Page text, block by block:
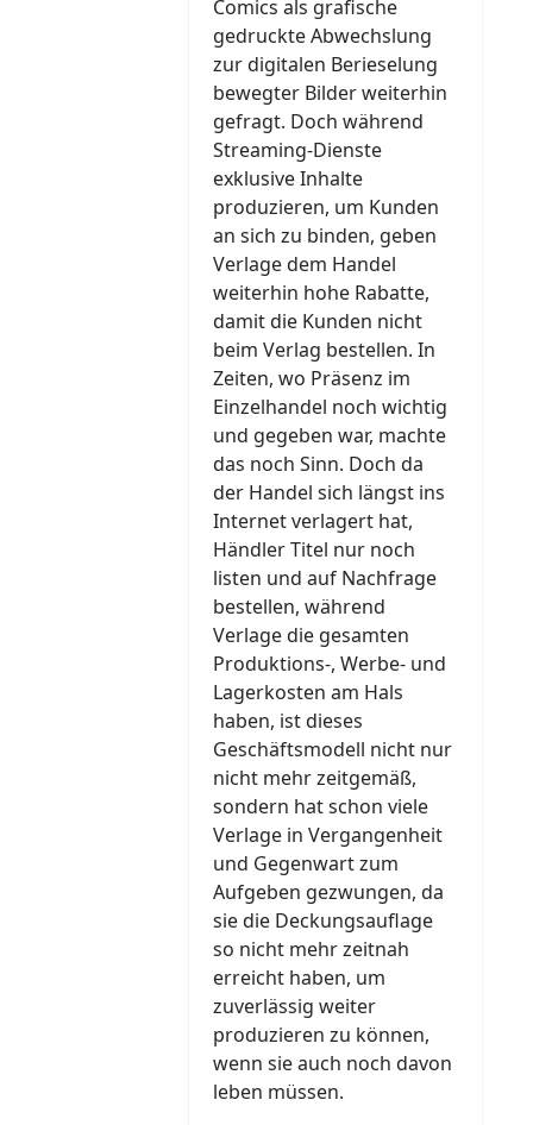
Comics als grafische
gedruckte Abwechslung
zur digitalen Berieselung
bewegter Bilder weiterhin
gefragt. Doch während
Streaming-Dienste
exklusive Inhalte
produzieren, um Kunden
an sich zu binden, geben
Verlage dem Handel
weiterhin hohe Rabatte,
damit die Kunden nicht
beim Verlag bestellen. In
Zeiten, wo Präsenz im
Einzelhandel noch wichtig
und gegeben war, machte
das noch Sinn. Doch da
der Handel sich längst ins
Internet verlagert hat,
Händler Titel nur noch
listen und auf Nachfrage
bestellen, während
Verlage die gesamten
Produktions-, Werbe- und
Lagerkosten am Hals
haben, ist dieses
Geschäftsmodell nicht nur
nicht mehr zeitgemäß,
sondern hat schon viele
Verlage in Vergangenheit
und Gegenwart zum
Aufgeben gezwungen, da
sie die Deckungsauflage
so nicht mehr zeitnah
erreicht haben, um
zuverlässig weiter
produzieren zu können,
wenn sie auch noch davon
leben müssen.